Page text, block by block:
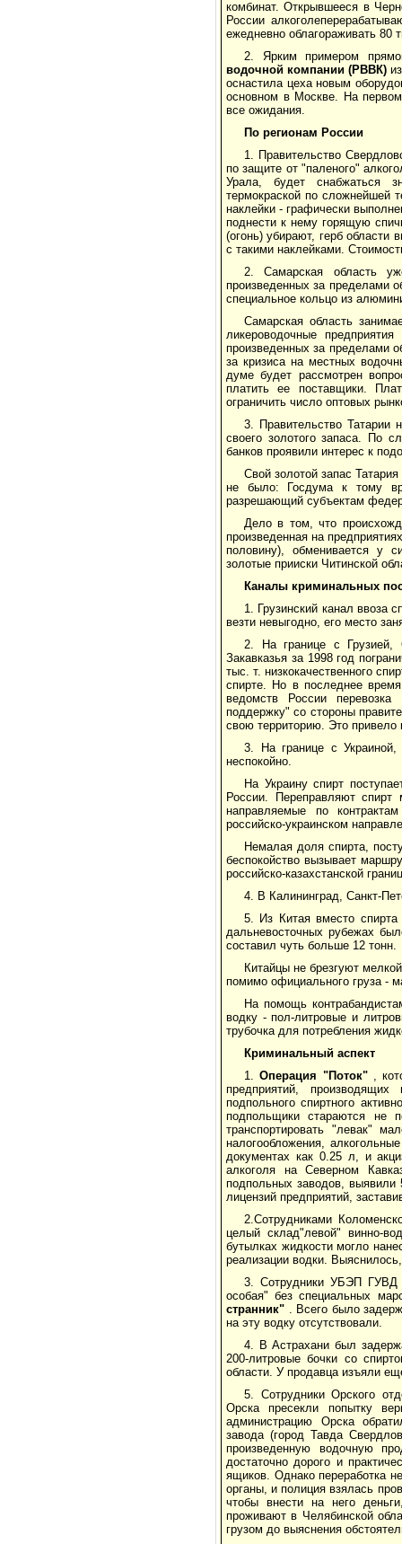
комбинат. Открывшееся в
России
ежедневно облагораживать 80
2. Ярким примером
водочной компании (РВВК)
оснастила цеха новым
основном в Москве. На
все ожидания.
По регионам России
1. Правительство
по защите от "паленого"
Урала, будет снабжаться
термокраской по сложнейшей
наклейки - графически
поднести к нему горящую
(огонь) убирают, герб области
с такими наклейками.
2. Самарская область
произведенных за пределами
специальное кольцо из
Самарская область
ликероводочные
произведенных за пределами
за кризиса на местных
думе будет рассмотрен
платить ее поставщики.
ограничить число оптовых
3. Правительство Татарии
своего золотого запаса. По
банков проявили интерес к
Свой золотой запас
не было: Госдума к тому
разрешающий субъектам
Дело в том, что
произведенная на
половину), обменивается у
золотые прииски Читинской
Каналы криминальных
1. Грузинский канал ввоза
везти невыгодно, его место
2. На границе с Грузией,
Закавказья за 1998 год
тыс. т. низкокачественного
спирте. Но в последнее
ведомств России
поддержку" со стороны
свою территорию. Это привело
3. На границе с Украиной,
неспокойно.
На Украину спирт
России. Переправляют
направляемые по
российско-украинском
Немалая доля спирта,
беспокойство вызывает
российско-казахстанской
4. В Калининград, Санкт-
5. Из Китая вместо
дальневосточных рубежах
составил чуть больше 12 тонн.
Китайцы не брезгуют
помимо официального груза -
На помощь
водку - пол-литровые и
трубочка для потребления
Криминальный аспект
1.Операция "Поток",
предприятий,
подпольного спиртного
подпольщики стараются не
транспортировать "левак"
налогообложения,
документах как 0.25 л, и
алкоголя на Северном
подпольных заводов, выявили
лицензий предприятий,
2.Сотрудниками
целый склад"левой" винно-
бутылках жидкости могло
реализации водки.
3. Сотрудники УБЭП ГУВД
особая" без специальных
странник" . Всего было
на эту водку отсутствовали.
4. В Астрахани был
200-литровые бочки со
области. У продавца изъяли
5. Сотрудники Орского
Орска пресекли попытку
администрацию Орска
завода (город Тавда
произведенную водочную
достаточно дорого и
ящиков. Однако переработка
органы, и полиция взялась
чтобы внести на него
проживают в Челябинской
грузом до выяснения